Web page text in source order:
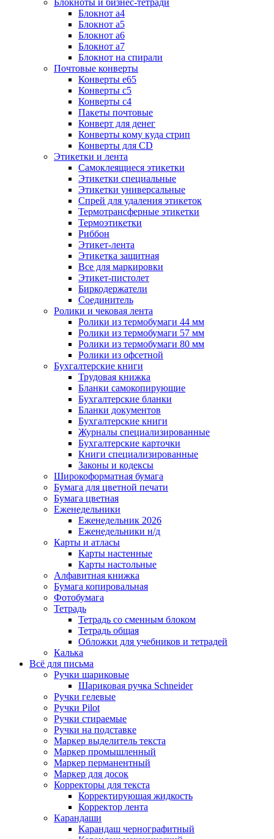
Блокноты и бизнес-тетради
Блокнот а4
Блокнот а5
Блокнот а6
Блокнот а7
Блокнот на спирали
Почтовые конверты
Конверты е65
Конверты с5
Конверты с4
Пакеты почтовые
Конверт для денег
Конверты кому куда стрип
Конверты для CD
Этикетки и лента
Самоклеящиеся этикетки
Этикетки специальные
Этикетки универсальные
Спрей для удаления этикеток
Термотрансферные этикетки
Термоэтикетки
Риббон
Этикет-лента
Этикетка защитная
Все для маркировки
Этикет-пистолет
Биркодержатели
Соединитель
Ролики и чековая лента
Ролики из термобумаги 44 мм
Ролики из термобумаги 57 мм
Ролики из термобумаги 80 мм
Ролики из офсетной
Бухгалтерские книги
Трудовая книжка
Бланки самокопирующие
Бухгалтерские бланки
Бланки документов
Бухгалтерские книги
Журналы специализированные
Бухгалтерские карточки
Книги специализированные
Законы и кодексы
Широкоформатная бумага
Бумага для цветной печати
Бумага цветная
Еженедельники
Еженедельник 2026
Еженедельники н/д
Карты и атласы
Карты настенные
Карты настольные
Алфавитная книжка
Бумага копировальная
Фотобумага
Тетрадь
Тетрадь со сменным блоком
Тетрадь общая
Обложки для учебников и тетрадей
Калька
Всё для письма
Ручки шариковые
Шариковая ручка Schneider
Ручки гелевые
Ручки Pilot
Ручки стираемые
Ручки на подставке
Маркер выделитель текста
Маркер промышленный
Маркер перманентный
Маркер для досок
Корректоры для текста
Корректирующая жидкость
Корректор лента
Карандаши
Карандаш чернографитный